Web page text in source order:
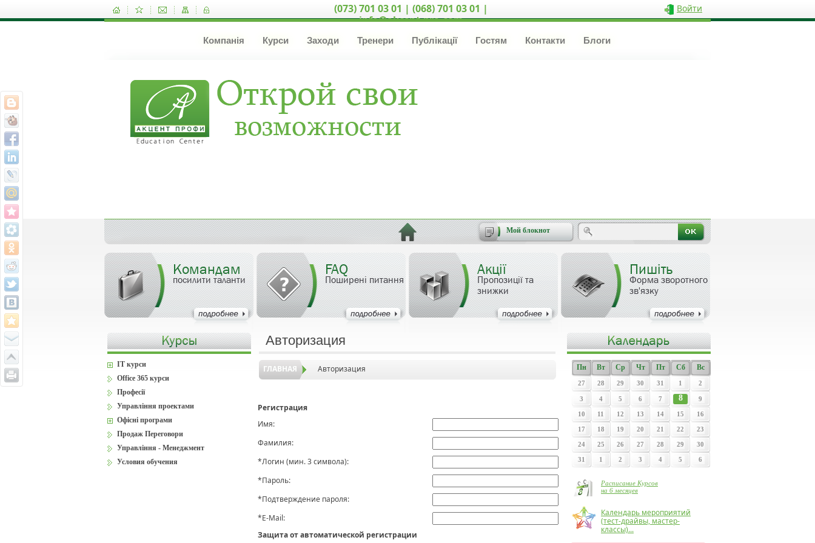
(073) 701 03 01 | (068) 701 03 01 |
info@akcent-pro.com
Войти
Компанія Курси Заходи Тренери Публікації Гостям Контакти Блоги
Мой блокнот
Командам
посилити таланти
FAQ
Поширені питання
Акції
Пропозиції та
знижки
Пишіть
Форма зворотного
зв'язку
Авторизация
ГЛАВНАЯ Авторизация
Регистрация
Имя:
Фамилия:
*Логин (мин. 3 символа):
*Пароль:
*Подтверждение пароля:
*E-Mail:
Защита от автоматической регистрации
IT курси
Office 365 курси
Професії
Управління проектами
Офісні програми
Продаж Переговори
Управління - Менеджмент
Условия обучения
Пн Вт Ср Чт Пт Сб Вс
27 28 29 30 31 1 2
3 4 5 6 7 8 9
10 11 12 13 14 15 16
17 18 19 20 21 22 23
24 25 26 27 28 29 30
31 1 2 3 4 5 6
Расписание Курсов
на 6 месяцев
Календарь мероприятий
(тест-драйвы, мастер-
классы)...